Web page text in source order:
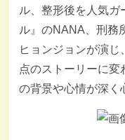
ル、整形後を人気ガ
ル』のNANA、刑務
ヒョンジョンが演
点のストーリーに変
の背景や心情が深く